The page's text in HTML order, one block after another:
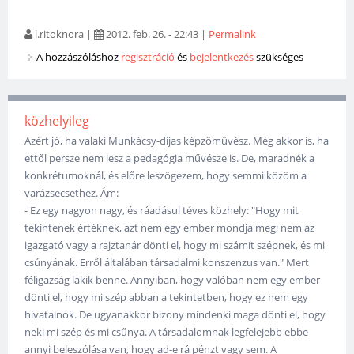
l.ritoknora | 2012. feb. 26. - 22:43 | Permalink
A hozzászóláshoz regisztráció és bejelentkezésszükséges
közhelyileg
Azért jó, ha valaki Munkácsy-díjas képzőművész. Még akkor is, ha
ettől persze nem lesz a pedagógia művésze is. De, maradnék a
konkrétumoknál, és előre leszögezem, hogy semmi közöm a
varázsecsethez. Ám:
- Ez egy nagyon nagy, és ráadásul téves közhely: "Hogy mit
tekintenek értéknek, azt nem egy ember mondja meg; nem az
igazgató vagy a rajztanár dönti el, hogy mi számít szépnek, és mi
csúnyának. Erről általában társadalmi konszenzus van." Mert
féligazság lakik benne. Annyiban, hogy valóban nem egy ember
dönti el, hogy mi szép abban a tekintetben, hogy ez nem egy
hivatalnok. De ugyanakkor bizony mindenki maga dönti el, hogy
neki mi szép és mi csűnya. A társadalomnak legfelejebb ebbe
annyi beleszólása van, hogy ad-e rá pénzt vagy sem. A